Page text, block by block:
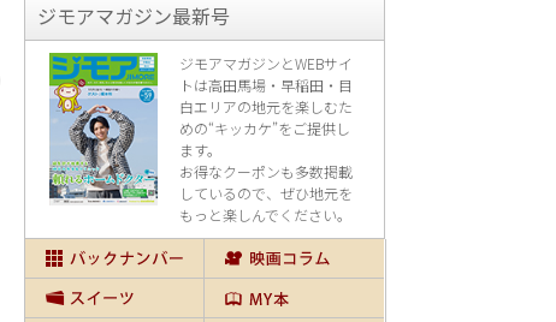
ジモアマガジン最新号
ジモアマガジンとWEBサイ
トは高田馬場・早稲田・目
白エリアの地元を楽しむた
めの“キッカケ”をご提供し
ます。
お得なクーポンも多数掲載
しているので、 ぜひ地元を
もっと楽しんでください。